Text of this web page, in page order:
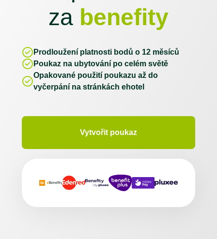
za benefity
Prodloužení platnosti bodů o 12 měsíců
Poukaz na ubytování po celém světě
Opakované použití poukazu až do
vyčerpání na stránkách ehotel
Vytvořit poukaz